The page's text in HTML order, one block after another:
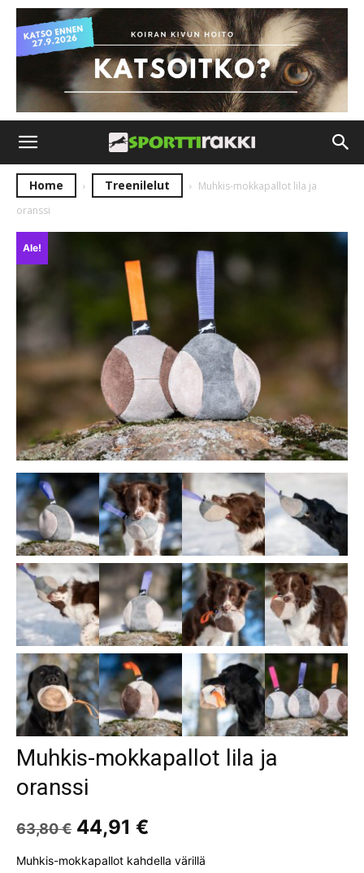
Home Treenilelut
Muhkis-mokkapallot lila ja
oranssi
Ale!
Muhkis-mokkapallot lila ja
oranssi
63,80€ Alkuperäinen
hinta
oli:
44,91 €
on:
Muhkis-mokkapallot kahdella värillä